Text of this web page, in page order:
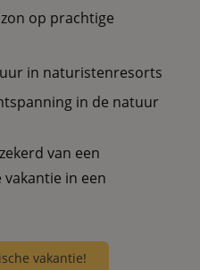
op prachtige
in naturistenresorts
in de natuur
van een
in een
vakantie!